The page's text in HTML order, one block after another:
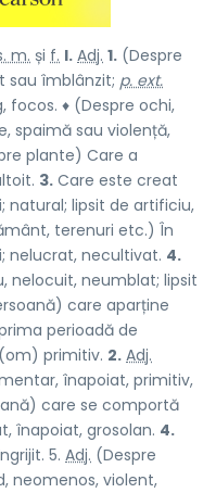
m. și f. I. Adj. 1. (Despre
sau îmblânzit; p. ext.
focos. ♦ (Despre ochi,
spaimă sau violență,
plante) Care a
3. Care este creat
natural; lipsit de artificiu,
terenuri etc.) În
nelucrat, necultivat. 4.
nelocuit, neumblat; lipsit
care aparține
perioadă de
primitiv. 2. Adj.
înapoiat, primitiv,
care se comportă
înapoiat, grosolan. 4.
5. Adj. (Despre
neomenos, violent,